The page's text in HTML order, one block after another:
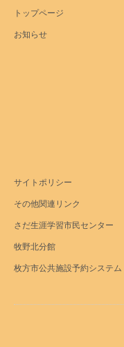
トップページ
お知らせ
サイトポリシー
その他関連リンク
さだ生涯学習市民センター
牧野北分館
枚方市公共施設予約システム